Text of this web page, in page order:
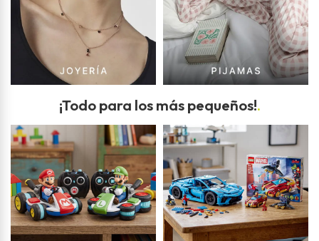
¡Todo para los más pequeños!.